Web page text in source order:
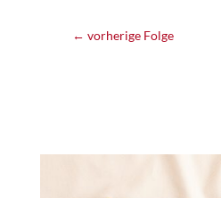
← vorherige Folge